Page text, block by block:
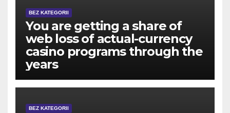
BEZ KATEGORII
You are getting a share of
web loss of actual-currency
casino programs through the
years
BEZ KATEGORII